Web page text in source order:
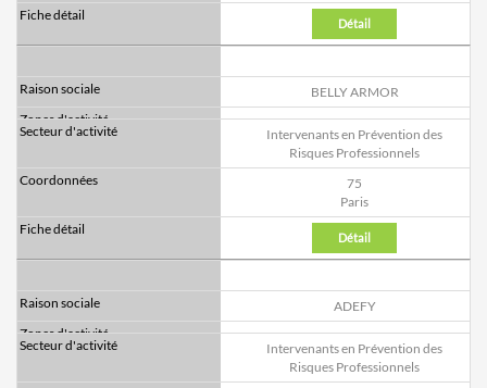
Détail
BELLY ARMOR
Intervenants en Prévention des
Risques Professionnels
75
Paris
Détail
ADEFY
Intervenants en Prévention des
Risques Professionnels